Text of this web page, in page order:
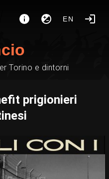
EN
Torino e dintorni
prigionieri